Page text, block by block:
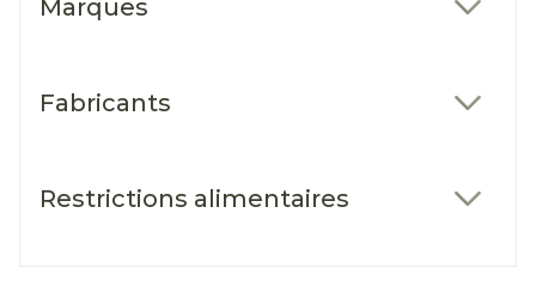
Marques
Fabricants
Restrictions alimentaires